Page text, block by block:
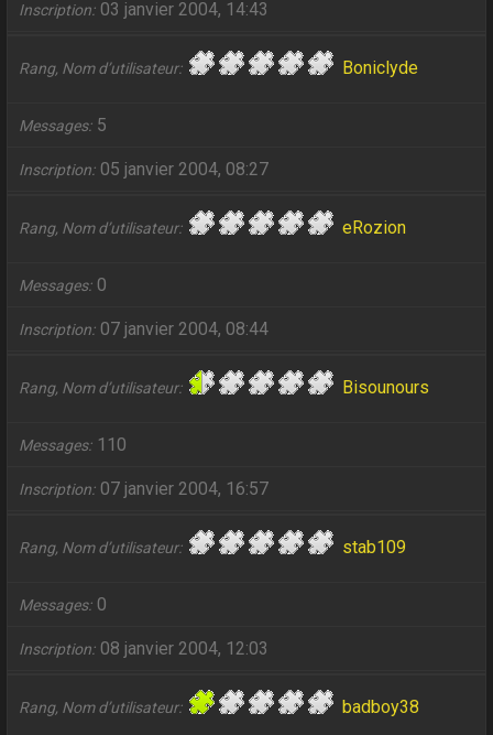
Inscription 03 janvier 2004, 14:43
Rang, Nom d’utilisateur Boniclyde
Messages 5
Inscription 05 janvier 2004, 08:27
Rang, Nom d’utilisateur eRozion
Messages 0
Inscription 07 janvier 2004, 08:44
Rang, Nom d’utilisateur Bisounours
Messages 110
Inscription 07 janvier 2004, 16:57
Rang, Nom d’utilisateur stab109
Messages 0
Inscription 08 janvier 2004, 12:03
Rang, Nom d’utilisateur badboy38